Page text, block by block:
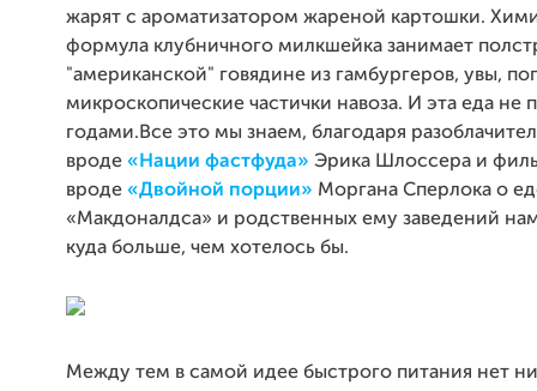
жарят с ароматизатором жареной картошки.
формула клубничного милкшейка занимает
"американской" говядине из гамбургеров, увы,
микроскопические частички навоза. И эта еда не
годами.Все это мы знаем, благодаря
вроде «Нации фастфуда» Эрика Шлоссера и
вроде «Двойной порции» Моргана Сперлока о
«Макдоналдса» и родственных ему заведений
куда больше, чем хотелось бы.
Между тем в самой идее быстрого питания нет